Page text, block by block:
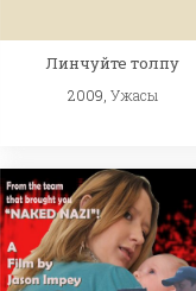
Линчуйте толпу
2009, Ужасы